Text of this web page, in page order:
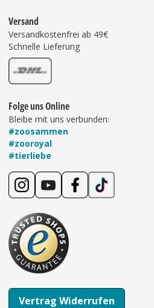
Versand
Versandkostenfrei ab 49€
Schnelle Lieferung
Folge uns Online
Bleibe mit uns verbunden:
#zoosammen
#zooroyal
#tierliebe
Vertrag Widerrufen